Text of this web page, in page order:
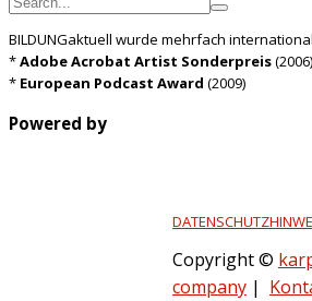
BILDUNGaktuell wurde mehrfach
*Adobe Acrobat Artist Sonderpreis(2006)
* European Podcast Award (2009)
Powered by
Copyright ©
company |